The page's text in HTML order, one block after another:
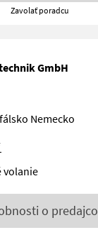
Zavolať poradcu
GmbH
Nemecko
volanie
o